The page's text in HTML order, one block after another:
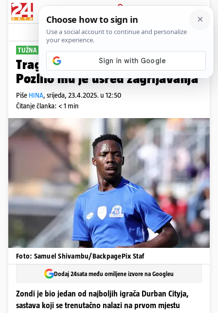
PRIJAVA
Sport Komentari
TUŽNA VIJEST
Tragična smrt nogometaša (22):
Pozlilo mu je usred zagrijavanja
Piše HINA, srijeda, 23.4.2025. u 12:50
Čitanje članka: < 1 min
Foto: Samuel Shivambu/BackpagePix Staf
Dodaj 24sata među omiljene izvore na Googleu
Zondi je bio jedan od najboljih igrača Durban Cityja,
sastava koji se trenutačno nalazi na prvom mjestu